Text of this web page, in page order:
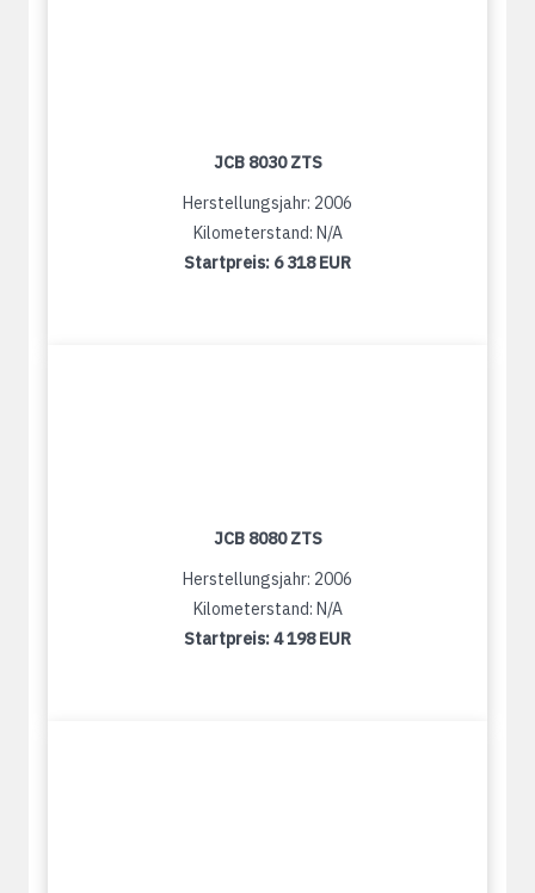
JCB 8030 ZTS
Herstellungsjahr: 2006
Kilometerstand: N/A
Startpreis: 6 318 EUR
JCB 8080 ZTS
Herstellungsjahr: 2006
Kilometerstand: N/A
Startpreis:4 198 EUR